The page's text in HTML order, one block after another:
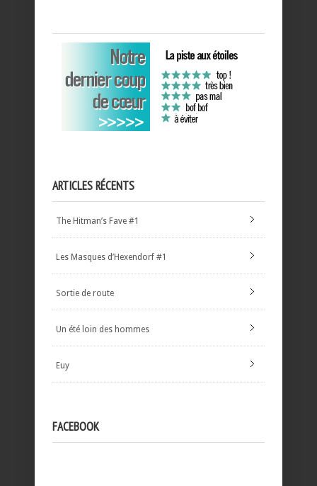
ARTICLES RÉCENTS
The Hitman’s Fave #1
Les Masques d’Hexendorf #1
Sortie de route
Un été loin des hommes
Euy
FACEBOOK